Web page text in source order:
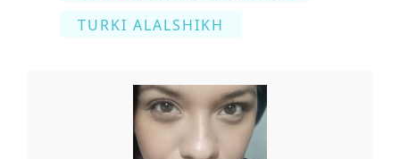
TURKI ALALSHIKH